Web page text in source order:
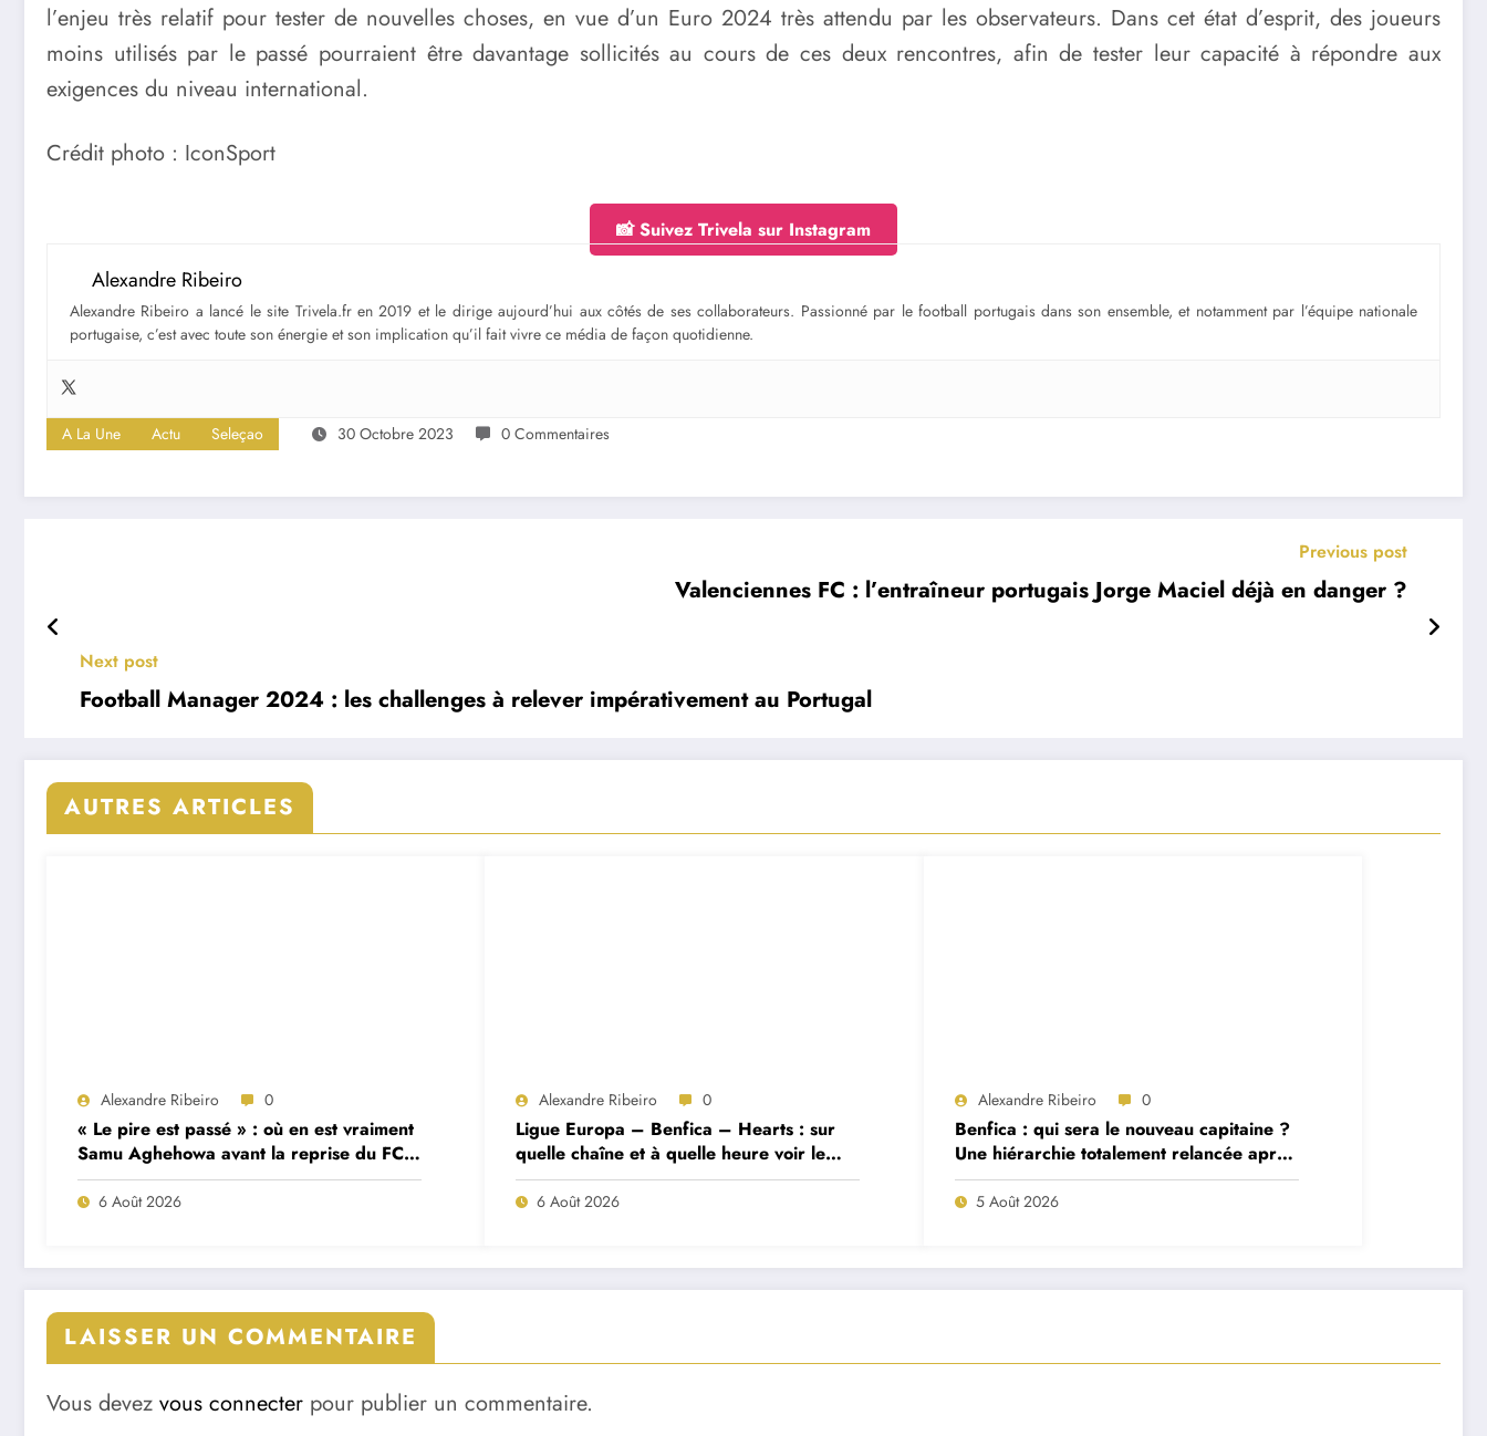
l’enjeu très relatif pour tester de nouvelles choses, en vue d’un Euro 2024 très attendu par les observateurs. Dans cet état d’esprit, des joueurs
moins utilisés par le passé pourraient être davantage sollicités au cours de ces deux rencontres, afin de tester leur capacité à répondre aux
exigences du niveau international.
Crédit photo : IconSport
📸 Suivez Trivela sur Instagram
Alexandre Ribeiro
Alexandre Ribeiro a lancé le site Trivela.fr en 2019 et le dirige aujourd’hui aux côtés de ses collaborateurs. Passionné par le football portugais dans son ensemble, et notamment par l’équipe nationale
portugaise, c’est avec toute son énergie et son implication qu’il fait vivre ce média de façon quotidienne.
A La Une Actu Seleçao 30 Octobre 2023 0 Commentaires
Previous post
Valenciennes FC : l’entraîneur portugais Jorge Maciel déjà en danger ?
Next post
Football Manager 2024 : les challenges à relever impérativement au Portugal
AUTRES ARTICLES
Alexandre Ribeiro 0
« Le pire est passé » : où en est vraiment
Samu Aghehowa avant la reprise du FC
Porto ?
6 Août 2026
Alexandre Ribeiro 0
Ligue Europa – Benfica – Hearts : sur
quelle chaîne et à quelle heure voir le
match ?
6 Août 2026
Alexandre Ribeiro 0
Benfica : qui sera le nouveau capitaine ?
Une hiérarchie totalement relancée après
deux départs majeurs
5 Août 2026
LAISSER UN COMMENTAIRE
Vous devez vous connecter pour publier un commentaire.